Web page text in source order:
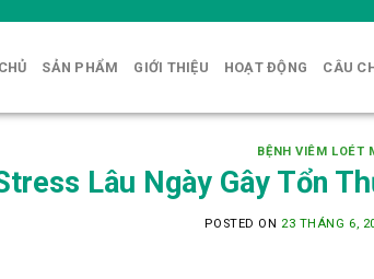
SẢN PHẨM GIỚI THIỆU HOẠT ĐỘNG CÂU
BỆNH VIÊM LOÉT
Lâu Ngày Gây Tổn
POSTED ON 23 THÁNG 6,